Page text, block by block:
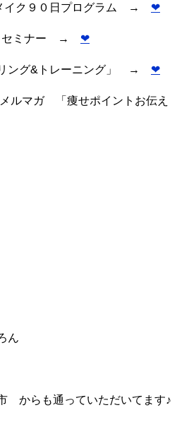
イク９０日プログラム → ❤︎
セミナー → ❤︎
ング&トレーニング」 → ❤︎
ルマガ 「痩せポイントお伝え
ん
からも通っていただいてます♪